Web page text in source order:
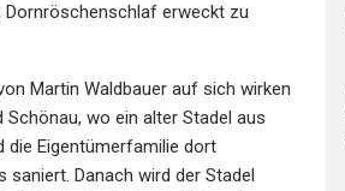
erweckt zu
Martin Waldbauer auf sich wirken
wo ein alter Stadel aus
die Eigentümerfamilie dort
Danach wird der Stadel